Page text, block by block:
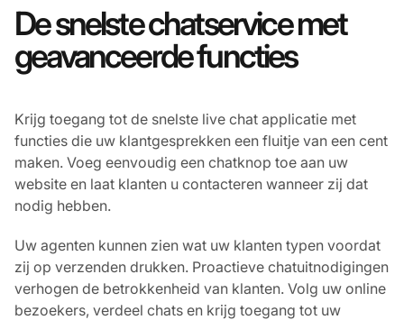
De snelste chatservice met
geavanceerde functies
Krijg toegang tot de snelste live chat applicatie met
functies die uw klantgesprekken een fluitje van een cent
maken. Voeg eenvoudig een chatknop toe aan uw
website en laat klanten u contacteren wanneer zij dat
nodig hebben.
Uw agenten kunnen zien wat uw klanten typen voordat
zij op verzenden drukken. Proactieve chatuitnodigingen
verhogen de betrokkenheid van klanten. Volg uw online
bezoekers, verdeel chats en krijg toegang tot uw